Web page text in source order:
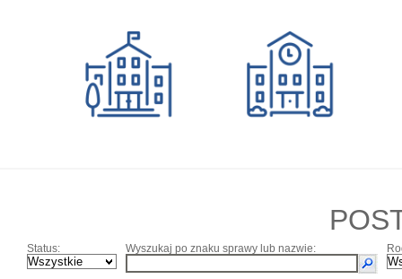
Status: Wyszukaj po znaku sprawy lub nazwie: